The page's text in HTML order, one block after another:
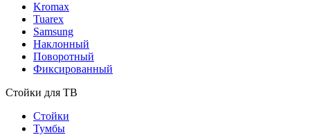
Kromax
Tuarex
Samsung
Наклонный
Поворотный
Фиксированный
Стойки для ТВ
Стойки
Тумбы